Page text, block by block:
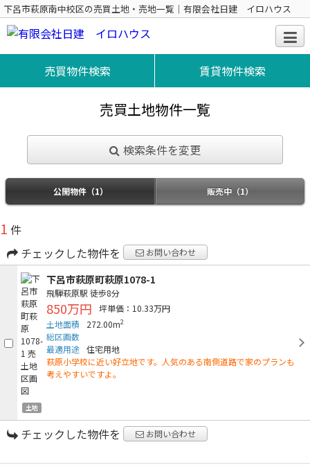
下呂市萩原南中校区の売買土地・売地一覧｜有限会社日建 イロハウス
売買物件検索 賃貸物件検索
売買土地物件一覧
検索条件を変更
公開物件（1） 販売中（1）
1 件
チェックした物件を
お問い合わせ
土地
下呂市萩原町萩原1078-1
飛騨萩原駅 徒歩8分
850万円
坪単価：10.33万円
土地面積
272.00m2
総区画数
最適用途 住宅用地
萩原小学校に近い好立地です。人気のある南側道路で家のプランも
考えやすいですよ。
チェックした物件を お問い合わせ